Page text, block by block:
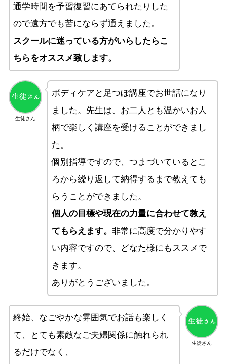
通学時間を予習復習にあてられたりした
ので遠方でも苦にならず通えました。
スクールに迷っている方がいらしたらこ
ちらをオススメ致します。
生徒さん
ボディケアと足つぼ講座でお世話になり
ました。先生は、お二人とも温かいお人
柄で楽しく講座を受けることができまし
た。
個別指導ですので、つまづいているとこ
ろから繰り返して納得するまで教えても
らうことができました。
個人の目標や現在の力量に合わせて教え
てもらえます。非常に高度で分かりやす
い内容ですので、どなた様にもススメで
きます。
ありがとうございました。
生徒さん
終始、なごやかな雰囲気でお話も楽しく
て、とても素敵なご夫婦関係に触れられ
るだけでなく、